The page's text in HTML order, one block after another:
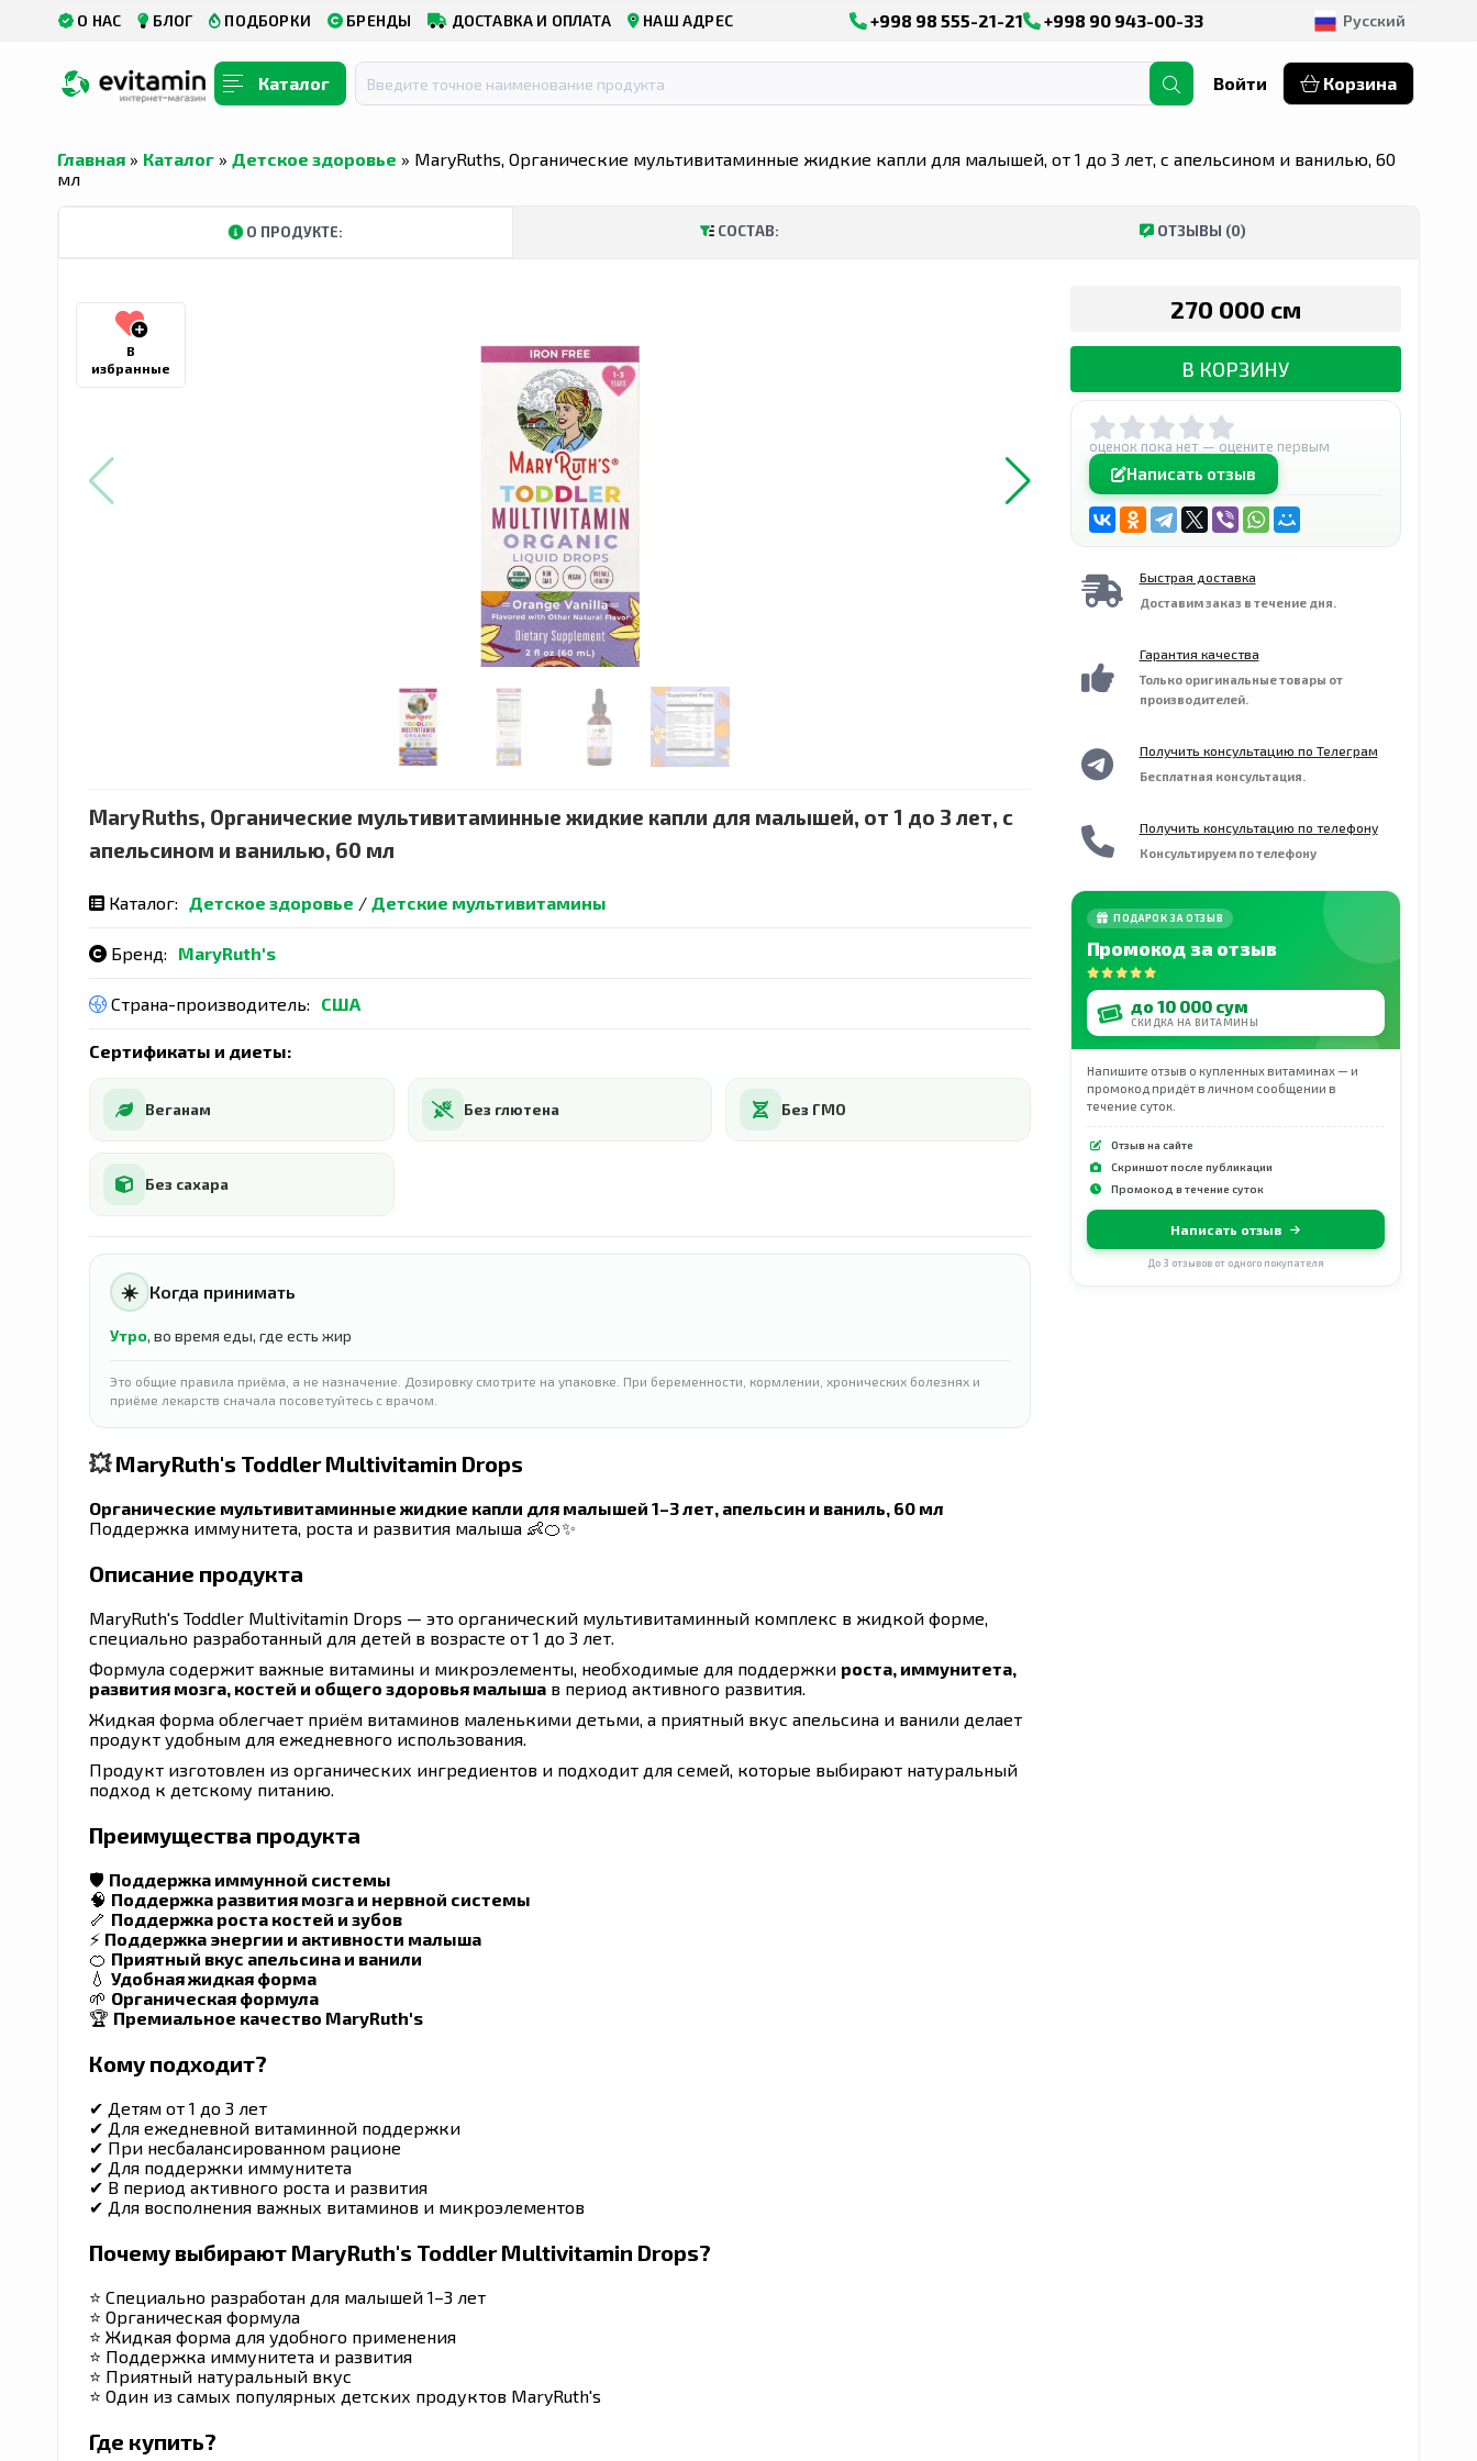
О НАС БЛОГ ПОДБОРКИ БРЕНДЫ ДОСТАВКА И ОПЛАТА НАШ АДРЕС +998 98 555-21-21 +998 90 943-00-33 Русский
Каталог Войти Корзина
Главная » Каталог » Детское здоровье » MaryRuths, Органические мультивитаминные жидкие капли для малышей, от 1 до 3 лет, с апельсином и ванилью, 60
мл
О ПРОДУКТЕ: СОСТАВ: ОТЗЫВЫ (0)
В
избранные
MaryRuths, Органические мультивитаминные жидкие капли для малышей, от 1 до 3 лет, с
апельсином и ванилью, 60 мл
Каталог: Детское здоровье / Детские мультивитамины
Бренд: MaryRuth's
Страна-производитель: США
Сертификаты и диеты:
Веганам Без глютена Без ГМО
Без сахара
☀️ Когда принимать
Утро, во время еды, где есть жир
Это общие правила приёма, а не назначение. Дозировку смотрите на упаковке. При беременности, кормлении, хронических болезнях и
приёме лекарств сначала посоветуйтесь с врачом.
💥MaryRuth's Toddler Multivitamin Drops
Органические мультивитаминные жидкие капли для малышей 1–3 лет, апельсин и ваниль, 60 мл
Поддержка иммунитета, роста и развития малыша 👶🍊✨
Описание продукта
MaryRuth's Toddler Multivitamin Drops — это органический мультивитаминный комплекс в жидкой форме,
специально разработанный для детей в возрасте от 1 до 3 лет.
Формула содержит важные витамины и микроэлементы, необходимые для поддержки роста, иммунитета,
развития мозга, костей и общего здоровья малыша в период активного развития.
Жидкая форма облегчает приём витаминов маленькими детьми, а приятный вкус апельсина и ванили делает
продукт удобным для ежедневного использования.
Продукт изготовлен из органических ингредиентов и подходит для семей, которые выбирают натуральный
подход к детскому питанию.
Преимущества продукта
🛡 Поддержка иммунной системы
🧠 Поддержка развития мозга и нервной системы
🦴 Поддержка роста костей и зубов
⚡ Поддержка энергии и активности малыша
🍊 Приятный вкус апельсина и ванили
💧 Удобная жидкая форма
🌱 Органическая формула
🏆 Премиальное качество MaryRuth's
Кому подходит?
✔ Детям от 1 до 3 лет
✔ Для ежедневной витаминной поддержки
✔ При несбалансированном рационе
✔ Для поддержки иммунитета
✔ В период активного роста и развития
✔ Для восполнения важных витаминов и микроэлементов
Почему выбирают MaryRuth's Toddler Multivitamin Drops?
⭐ Специально разработан для малышей 1–3 лет
⭐ Органическая формула
⭐ Жидкая форма для удобного применения
⭐ Поддержка иммунитета и развития
⭐ Приятный натуральный вкус
⭐ Один из самых популярных детских продуктов MaryRuth's
Где купить?
270 000 сӯм
В КОРЗИНУ
оценок пока нет — оцените первым
Написать отзыв
Быстрая доставка
Доставим заказ в течение дня.
Гарантия качества
Только оригинальные товары от
производителей.
Получить консультацию по Телеграм
Бесплатная консультация.
Получить консультацию по телефону
Консультируем по телефону
ПОДАРОК ЗА ОТЗЫВ
Промокод за отзыв
до 10 000 сум
СКИДКА НА ВИТАМИНЫ
Напишите отзыв о купленных витаминах — и
промокод придёт в личном сообщении в
течение суток.
Отзыв на сайте
Скриншот после публикации
Промокод в течение суток
Написать отзыв
До 3 отзывов от одного покупателя